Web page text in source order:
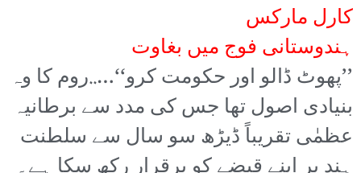
کارل مارکس
ہندوستانی فوج میں بغاوت
’’پھوٹ ڈالو اور حکومت کرو‘‘…..روم کا وہ
بنیادی اصول تھا جس کی مدد سے برطانیہ
عظمٰی تقریباً ڈیڑھ سو سال سے سلطنت